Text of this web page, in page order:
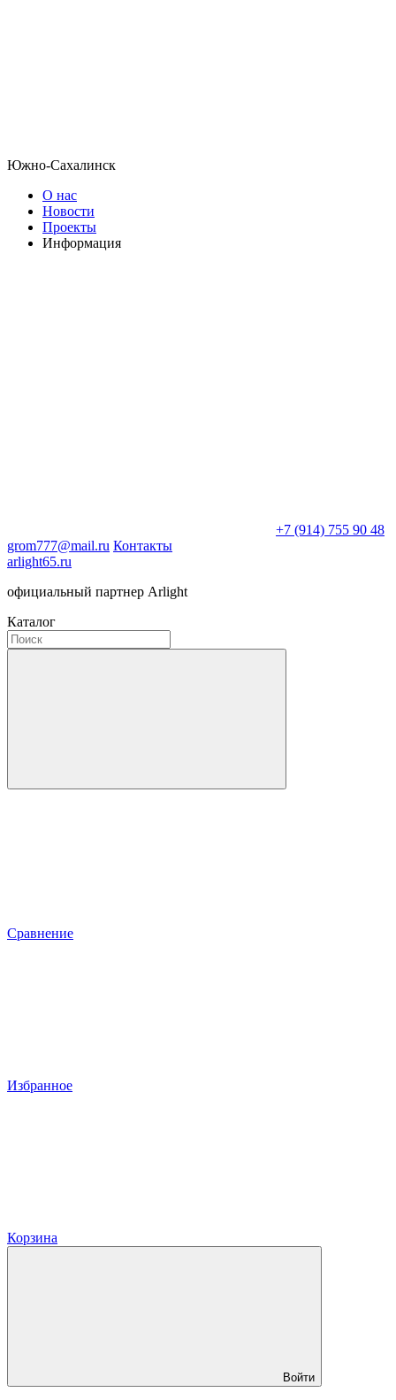
Южно-Сахалинск
О нас
Новости
Проекты
Информация
+7 (914) 755 90 48
grom777@mail.ru Контакты
arlight65.ru
официальный партнер Arlight
Каталог
Сравнение
Избранное
Корзина
Войти